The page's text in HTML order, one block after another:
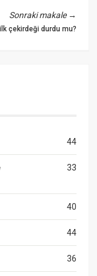
Sonraki makale→
çekirdeği durdu mu?
44
33
40
44
36